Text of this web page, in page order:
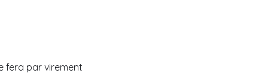
fera par virement